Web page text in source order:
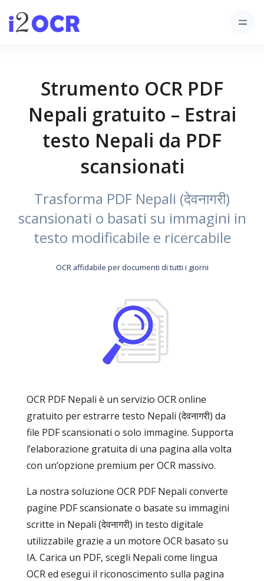
Strumento OCR PDF
Nepali gratuito – Estrai
testo Nepali da PDF
scansionati
Trasforma PDF Nepali (देवनागरी)
scansionati o basati su immagini in
testo modificabile e ricercabile
OCR affidabile per documenti di tutti i giorni
OCR PDF Nepali è un servizio OCR online
gratuito per estrarre testo Nepali (देवनागरी) da
file PDF scansionati o solo immagine. Supporta
l’elaborazione gratuita di una pagina alla volta
con un’opzione premium per OCR massivo.
La nostra soluzione OCR PDF Nepali converte
pagine PDF scansionate o basate su immagini
scritte in Nepali (देवनागरी) in testo digitale
utilizzabile grazie a un motore OCR basato su
IA. Carica un PDF, scegli Nepali come lingua
OCR ed esegui il riconoscimento sulla pagina